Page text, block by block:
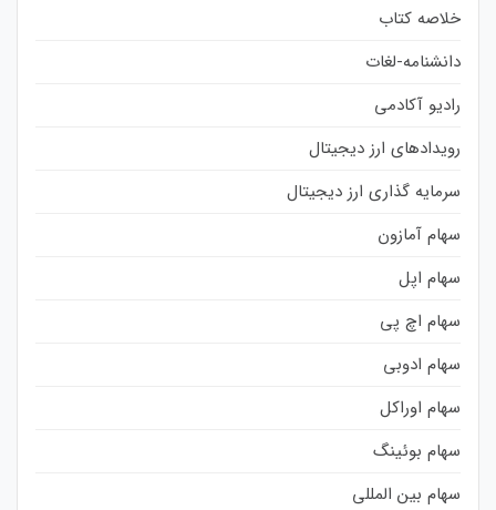
خلاصه کتاب
دانشنامه-لغات
رادیو آکادمی
رویدادهای ارز دیجیتال
سرمایه گذاری ارز دیجیتال
سهام آمازون
سهام اپل
سهام اچ پی
سهام ادوبی
سهام اوراکل
سهام بوئینگ
سهام بین المللی